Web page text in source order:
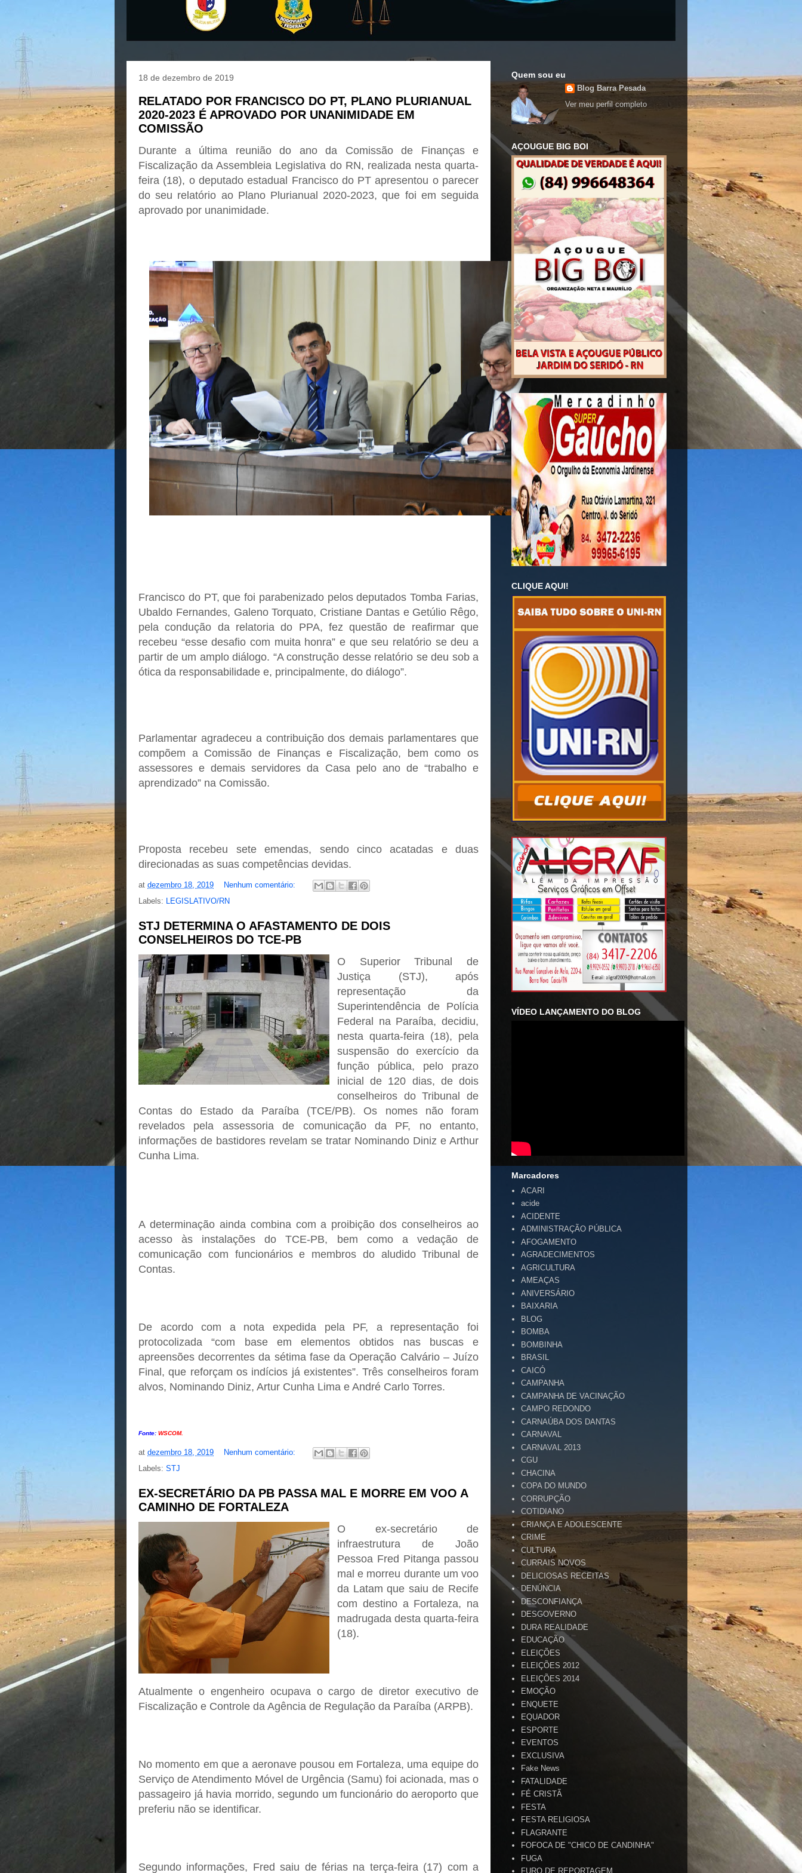
18 de dezembro de 2019
RELATADO POR FRANCISCO DO PT, PLANO PLURIANUAL
2020-2023 É APROVADO POR UNANIMIDADE EM
COMISSÃO
Durante a última reunião do ano da Comissão de Finanças e
Fiscalização da Assembleia Legislativa do RN, realizada nesta quarta-
feira (18), o deputado estadual Francisco do PT apresentou o parecer
do seu relatório ao Plano Plurianual 2020-2023, que foi em seguida
aprovado por unanimidade.
Francisco do PT, que foi parabenizado pelos deputados Tomba Farias,
Ubaldo Fernandes, Galeno Torquato, Cristiane Dantas e Getúlio Rêgo,
pela condução da relatoria do PPA, fez questão de reafirmar que
recebeu “esse desafio com muita honra” e que seu relatório se deu a
partir de um amplo diálogo. “A construção desse relatório se deu sob a
ótica da responsabilidade e, principalmente, do diálogo”.
Parlamentar agradeceu a contribuição dos demais parlamentares que
compõem a Comissão de Finanças e Fiscalização, bem como os
assessores e demais servidores da Casa pelo ano de “trabalho e
aprendizado” na Comissão.
Proposta recebeu sete emendas, sendo cinco acatadas e duas
direcionadas as suas competências devidas.
at dezembro 18, 2019
Nenhum comentário:
Labels: LEGISLATIVO/RN
STJ DETERMINA O AFASTAMENTO DE DOIS
CONSELHEIROS DO TCE-PB
O Superior Tribunal de
Justiça (STJ), após
representação da
Superintendência de Polícia
Federal na Paraíba, decidiu,
nesta quarta-feira (18), pela
suspensão do exercício da
função pública, pelo prazo
inicial de 120 dias, de dois
conselheiros do Tribunal de
Contas do Estado da Paraíba (TCE/PB). Os nomes não foram
revelados pela assessoria de comunicação da PF, no entanto,
informações de bastidores revelam se tratar Nominando Diniz e Arthur
Cunha Lima.
A determinação ainda combina com a proibição dos conselheiros ao
acesso às instalações do TCE-PB, bem como a vedação de
comunicação com funcionários e membros do aludido Tribunal de
Contas.
De acordo com a nota expedida pela PF, a representação foi
protocolizada “com base em elementos obtidos nas buscas e
apreensões decorrentes da sétima fase da Operação Calvário – Juízo
Final, que reforçam os indícios já existentes”. Três conselheiros foram
alvos, Nominando Diniz, Artur Cunha Lima e André Carlo Torres.
Fonte: WSCOM.
at dezembro 18, 2019
Nenhum comentário:
Labels: STJ
EX-SECRETÁRIO DA PB PASSA MAL E MORRE EM VOO A
CAMINHO DE FORTALEZA
O ex-secretário de
infraestrutura de João
Pessoa Fred Pitanga passou
mal e morreu durante um voo
da Latam que saiu de Recife
com destino a Fortaleza, na
madrugada desta quarta-feira
(18).
Atualmente o engenheiro ocupava o cargo de diretor executivo de
Fiscalização e Controle da Agência de Regulação da Paraíba (ARPB).
No momento em que a aeronave pousou em Fortaleza, uma equipe do
Serviço de Atendimento Móvel de Urgência (Samu) foi acionada, mas o
passageiro já havia morrido, segundo um funcionário do aeroporto que
preferiu não se identificar.
Segundo informações, Fred saiu de férias na terça-feira (17) com a
Quem sou eu
Blog Barra Pesada
Ver meu perfil completo
AÇOUGUE BIG BOI
CLIQUE AQUI!
VÍDEO LANÇAMENTO DO BLOG
Marcadores
ACARI
acide
ACIDENTE
ADMINISTRAÇÃO PÚBLICA
AFOGAMENTO
AGRADECIMENTOS
AGRICULTURA
AMEAÇAS
ANIVERSÁRIO
BAIXARIA
BLOG
BOMBA
BOMBINHA
BRASIL
CAICÓ
CAMPANHA
CAMPANHA DE VACINAÇÃO
CAMPO REDONDO
CARNAÚBA DOS DANTAS
CARNAVAL
CARNAVAL 2013
CGU
CHACINA
COPA DO MUNDO
CORRUPÇÃO
COTIDIANO
CRIANÇA E ADOLESCENTE
CRIME
CULTURA
CURRAIS NOVOS
DELICIOSAS RECEITAS
DENÚNCIA
DESCONFIANÇA
DESGOVERNO
DURA REALIDADE
EDUCAÇÃO
ELEIÇÕES
ELEIÇÕES 2012
ELEIÇÕES 2014
EMOÇÃO
ENQUETE
EQUADOR
ESPORTE
EVENTOS
EXCLUSIVA
Fake News
FATALIDADE
FÉ CRISTÃ
FESTA
FESTA RELIGIOSA
FLAGRANTE
FOFOCA DE "CHICO DE CANDINHA"
FUGA
FURO DE REPORTAGEM